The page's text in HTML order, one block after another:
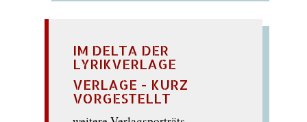
IM DELTA DER
LYRIKVERLAGE
VERLAGE - KURZ
VORGESTELLT